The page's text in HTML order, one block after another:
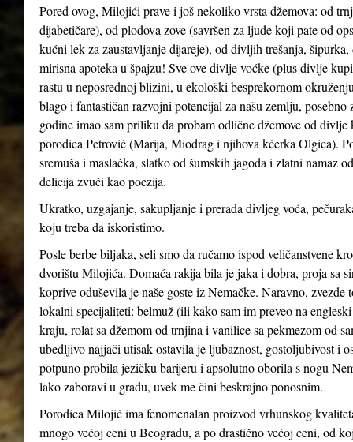
Pored ovog, Milojići prave i još nekoliko vrsta džemova: od
dijabetičare), od plodova zove (savršen za ljude koji pate od
kućni lek za zaustavljanje dijareje), od divljih trešanja,
mirisna apoteka u špajzu! Sve ove divlje voćke (plus divlje
rastu u neposrednoj blizini, u ekološki besprekornom
blago i fantastičan razvojni potencijal za našu zemlju,
godine imao sam priliku da probam odlične džemove od
porodica Petrović (Marija, Miodrag i njihova kćerka Olgica).
sremuša i maslačka, slatko od šumskih jagoda i zlatni namaz
delicija zvuči kao poezija.
Ukratko, uzgajanje, sakupljanje i prerada divljeg voća,
koju treba da iskoristimo.
Posle berbe biljaka, seli smo da ručamo ispod veličanstvene
dvorištu Milojića. Domaća rakija bila je jaka i dobra, proja sa
koprive oduševila je naše goste iz Nemačke. Naravno,
lokalni specijaliteti: belmuž (ili kako sam im preveo na
kraju, rolat sa džemom od trnjina i vanilice sa pekmezom od
ubedljivo najjači utisak ostavila je ljubaznost, gostoljubivost i
potpuno probila jezičku barijeru i apsolutno oborila s nogu
lako zaboravi u gradu, uvek me čini beskrajno ponosnim.
Porodica Milojić ima fenomenalan proizvod vrhunskog
mnogo većoj ceni u Beogradu, a po drastično većoj ceni, od